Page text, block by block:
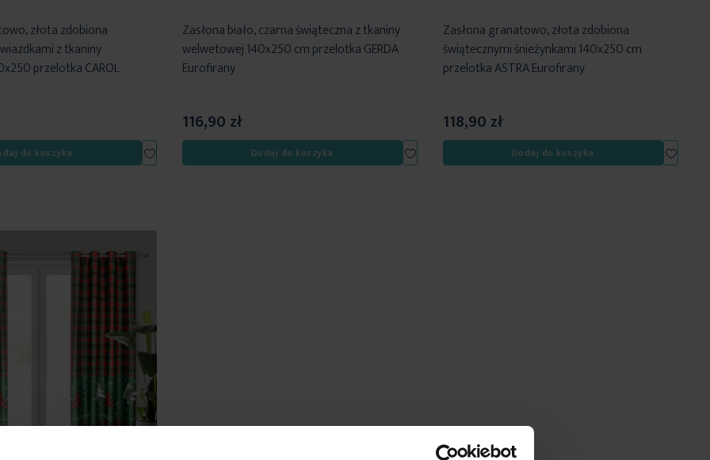
złota zdobiona
z tkaniny
przelotka CAROL
do koszyka
Dodaj
do
Zasłona biało, czarna świąteczna z tkaniny
welwetowej 140x250 cm przelotka GERDA
Eurofirany
116,90 zł
Dodaj do koszyka
Dodaj
do
Zasłona granatowo, złota zdobiona
świątecznymi śnieżynkami 140x250 cm
przelotka ASTRA Eurofirany
118,90 zł
Dodaj do koszyka
Dodaj
do